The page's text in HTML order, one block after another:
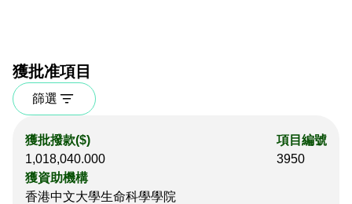
獲批准項目
篩選
獲批撥款($)
1,018,040.000
項目編號
3950
獲資助機構
香港中文大學生命科學學院